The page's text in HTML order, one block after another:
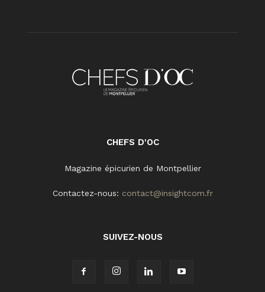
CHEFS D'OC
Magazine épicurien de Montpellier
Contactez-nous: contact@insightcom.fr
SUIVEZ-NOUS